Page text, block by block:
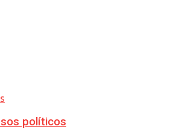
políticos